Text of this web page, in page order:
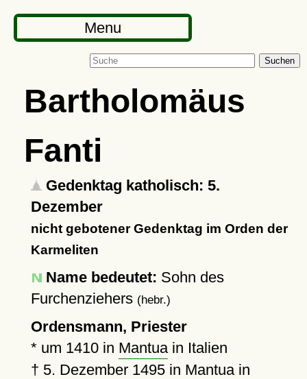
Menu
Suchen
Bartholomäus
Fanti
Gedenktag katholisch: 5.
Dezember
nicht gebotener Gedenktag im Orden der
Karmeliten
Name bedeutet: Sohn des
Furchenziehers (hebr.)
Ordensmann, Priester
* um 1410in Mantuain Italien
† 5. Dezember 1495in Mantuain